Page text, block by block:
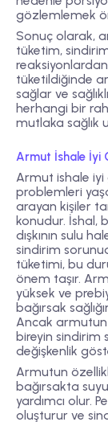
gözlemlemek
Sonuç olarak,
tüketim,
tüketildiğinde
sağlar ve
herhangi bir
mutlaka sağlık
Armut İshale İyi
Armut ishale iyi
problemleri
arayan kişiler
konudur. İshal,
dışkının sulu
sindirim
tüketimi, bu
önem taşır.
yüksek ve
bağırsak
Ancak armutun
bireyin sindirim
değişkenlik
Armutun
bağırsakta
yardımcı olur.
oluşturur ve